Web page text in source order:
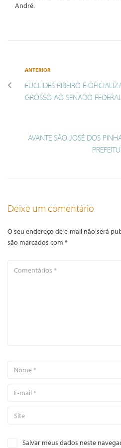
André.
ANTERIOR
EUCLIDES RIBEIRO É
GROSSO AO SENADO
AVANTE SÃO JOSÉ DOS
Deixe um comentário
O seu endereço de e-mail não será
são marcados com *
Salvar meus dados neste